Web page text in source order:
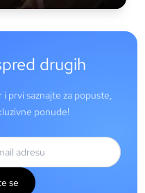
drugih
prvi saznajte za popuste,
ponude!
se